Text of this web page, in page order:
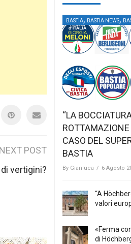
NEXT POST
vertigini?
BASTIA, BASTIA NEWS,
“LA
CASO DEL
BASTIA
By Gianluca / 6 Agosto
“A
valori
«Ferma
di